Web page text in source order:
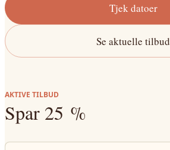
Tjek datoer
Se aktuelle tilbud
AKTIVE TILBUD
Spar 25 %